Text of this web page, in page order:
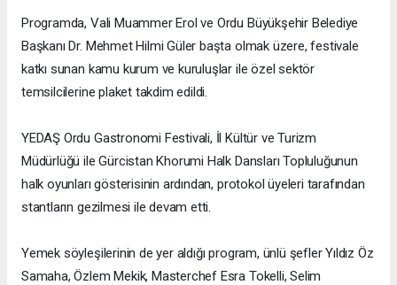
Programda, Vali Muammer Erol ve Ordu Büyükşehir Belediye
Başkanı Dr. Mehmet Hilmi Güler başta olmak üzere, festivale
katkı sunan kamu kurum ve kuruluşlar ile özel sektör
temsilcilerine plaket takdim edildi.
YEDAŞ Ordu Gastronomi Festivali, İl Kültür ve Turizm
Müdürlüğü ile Gürcistan Khorumi Halk Dansları Topluluğunun
halk oyunları gösterisinin ardından, protokol üyeleri tarafından
stantların gezilmesi ile devam etti.
Yemek söyleşilerinin de yer aldığı program, ünlü şefler Yıldız Öz
Samaha, Özlem Mekik, Masterchef Esra Tokelli, Selim